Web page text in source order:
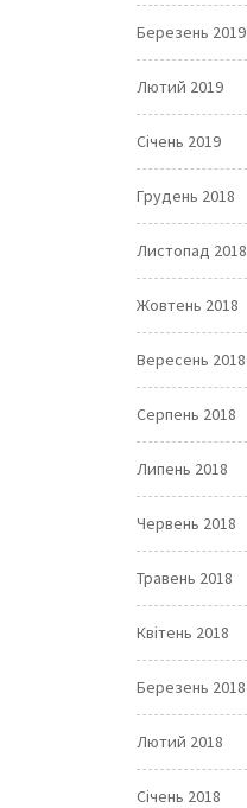
Березень 2019
Лютий 2019
Січень 2019
Грудень 2018
Листопад 2018
Жовтень 2018
Вересень 2018
Серпень 2018
Липень 2018
Червень 2018
Травень 2018
Квітень 2018
Березень 2018
Лютий 2018
Січень 2018